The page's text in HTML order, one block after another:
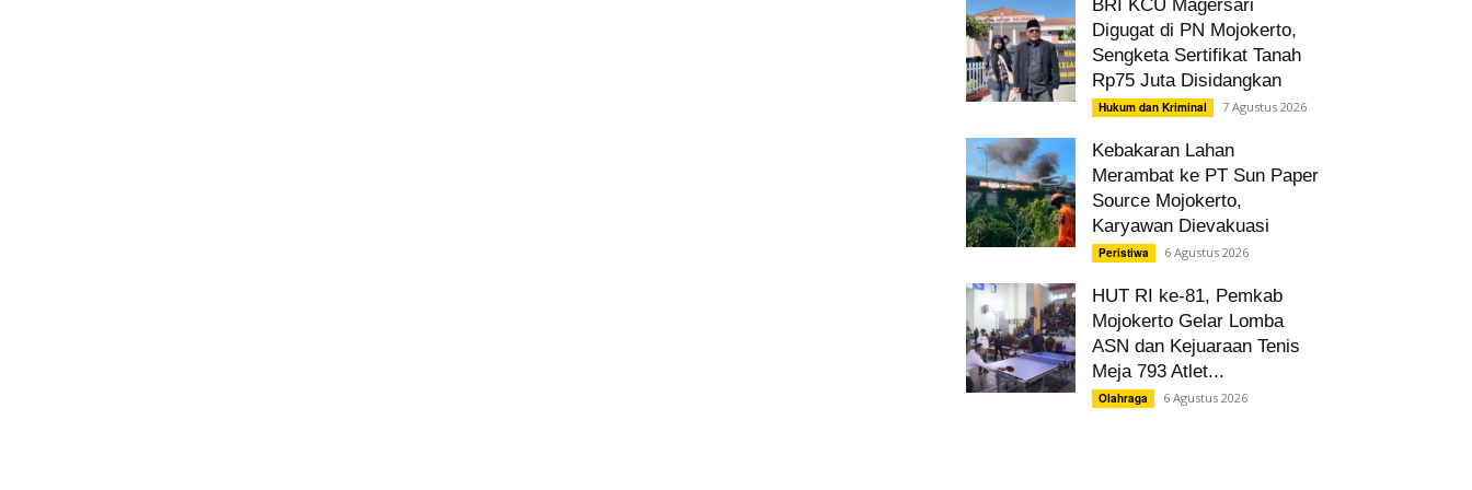
BRI KCU Magersari
Digugat di PN Mojokerto,
Sengketa Sertifikat Tanah
Rp75 Juta Disidangkan
Hukum dan Kriminal 7 Agustus 2026
Kebakaran Lahan
Merambat ke PT Sun Paper
Source Mojokerto,
Karyawan Dievakuasi
Peristiwa 6 Agustus 2026
HUT RI ke-81, Pemkab
Mojokerto Gelar Lomba
ASN dan Kejuaraan Tenis
Meja 793 Atlet...
Olahraga 6 Agustus 2026